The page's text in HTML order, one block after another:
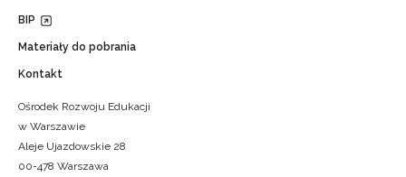
BIP
Materiały do pobrania
Kontakt
Ośrodek Rozwoju Edukacji
w Warszawie
Aleje Ujazdowskie 28
00-478 Warszawa